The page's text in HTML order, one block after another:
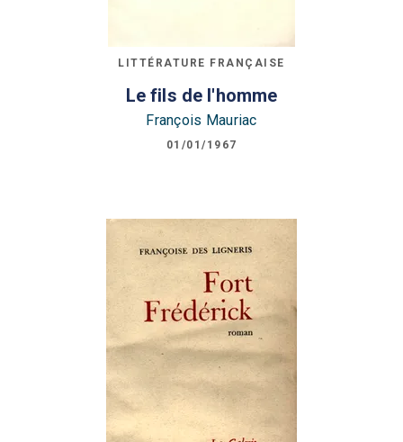
LITTÉRATURE FRANÇAISE
Le fils de l'homme
François Mauriac
01/01/1967